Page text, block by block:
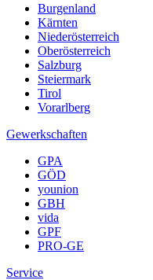
Burgenland
Kärnten
Niederösterreich
Oberösterreich
Salzburg
Steiermark
Tirol
Vorarlberg
Gewerkschaften
GPA
GÖD
younion
GBH
vida
GPF
PRO-GE
Service